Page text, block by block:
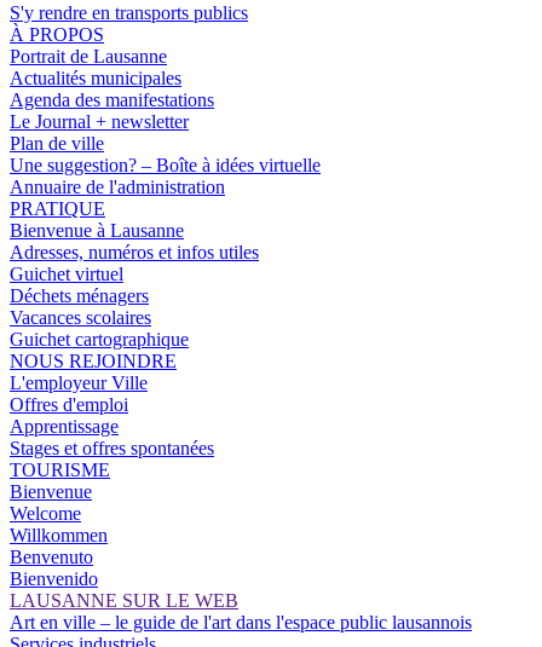
S'y rendre en transports publics
À PROPOS
Portrait de Lausanne
Actualités municipales
Agenda des manifestations
Le Journal + newsletter
Plan de ville
Une suggestion? – Boîte à idées virtuelle
Annuaire de l'administration
PRATIQUE
Bienvenue à Lausanne
Adresses, numéros et infos utiles
Guichet virtuel
Déchets ménagers
Vacances scolaires
Guichet cartographique
NOUS REJOINDRE
L'employeur Ville
Offres d'emploi
Apprentissage
Stages et offres spontanées
TOURISME
Bienvenue
Welcome
Willkommen
Benvenuto
Bienvenido
LAUSANNE SUR LE WEB
Art en ville – le guide de l'art dans l'espace public lausannois